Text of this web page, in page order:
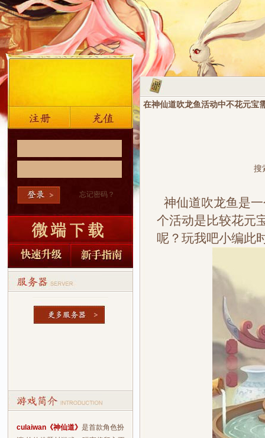
忘记密码？
culaiwan《神仙道》 是首款角色扮
在神仙道吹龙鱼活动中不花元宝
搜
神仙道吹龙鱼是
个活动是比较花元
呢？玩我吧小编此